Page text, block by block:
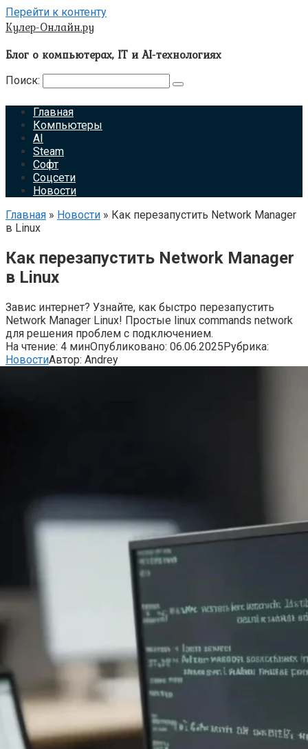
Перейти к контенту
Кулер-Онлайн.ру
Блог о компьютерах, IT и AI-технологиях
Поиск:
Главная
Компьютеры
AI
Steam
Софт
Соцсети
Новости
Главная » Новости » Как перезапустить Network Manager
в Linux
Как перезапустить Network Manager
в Linux
Завис интернет? Узнайте, как быстро перезапустить
Network Manager Linux! Простые linux commands network
для решения проблем с подключением.
На чтение: 4 минОпубликовано: 06.06.2025Рубрика:
НовостиАвтор: Andrey